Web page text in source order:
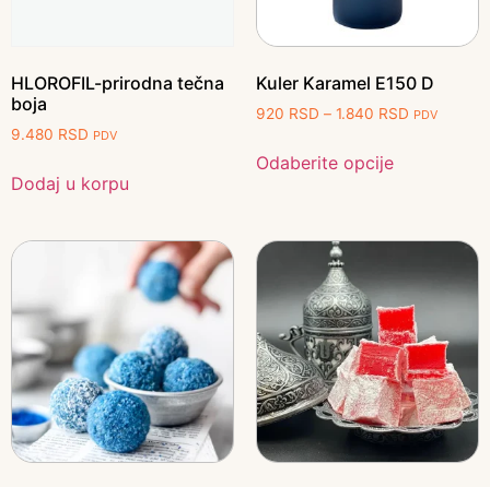
HLOROFIL-prirodna tečna
boja
9.480 RSD PDV
Dodaj u korpu
Kuler Karamel E150 D
920 RSD – 1.840 RSD PDV
Odaberite opcije